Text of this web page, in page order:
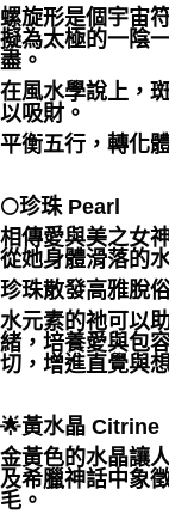
螺旋形是個宇宙
擬為太極的一陰
盡。
在風水學說上，
以吸財。
平衡五行，轉化
🌕珍珠 Pearl
相傳愛與美之女
從她身體滑落的
珍珠散發高雅脫
水元素的祂可以
緒，培養愛與包
切，增進直覺與
🌟黃水晶 Citrine
金黃色的水晶讓
及希臘神話中象
毛。